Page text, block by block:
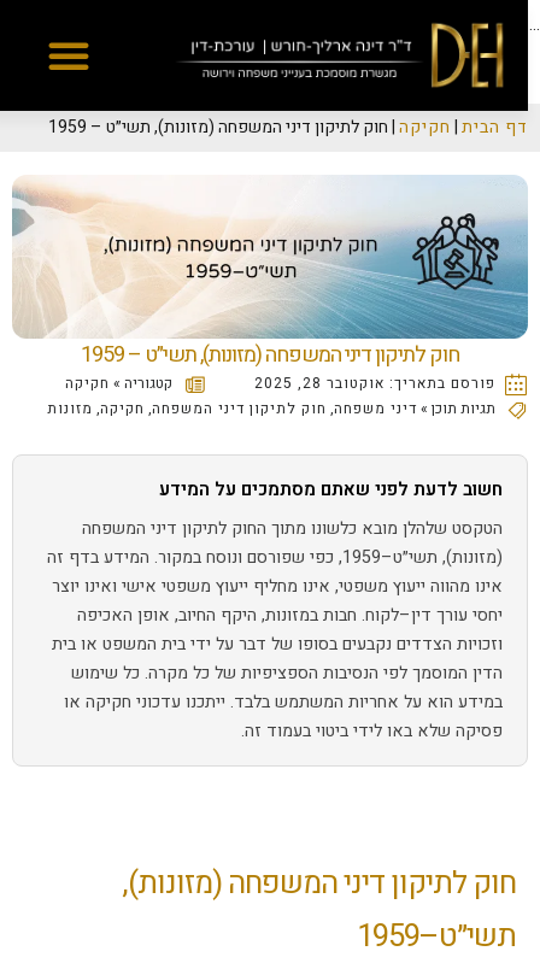
Yes
...
דף הבית|חקיקה|חוק לתיקון דיני המשפחה (מזונות), תשי״ט – 1959
חוק לתיקון דיני המשפחה (מזונות), תשי״ט – 1959
פורסם בתאריך:אוקטובר 28, 2025 קטגוריה » חקיקה
תגיות תוכן » דיני משפחה,חוק לתיקון דיני המשפחה,חקיקה,מזונות
חשוב לדעת לפני שאתם מסתמכים על המידע
הטקסט שלהלן מובא כלשונו מתוך החוק לתיקון דיני המשפחה
(מזונות), תשי״ט–1959, כפי שפורסם ונוסח במקור. המידע בדף זה
אינו מהווה ייעוץ משפטי, אינו מחליף ייעוץ משפטי אישי ואינו יוצר
יחסי עורך דין–לקוח. חבות במזונות, היקף החיוב, אופן האכיפה
וזכויות הצדדים נקבעים בסופו של דבר על ידי בית המשפט או בית
הדין המוסמך לפי הנסיבות הספציפיות של כל מקרה. כל שימוש
במידע הוא על אחריות המשתמש בלבד. ייתכנו עדכוני חקיקה או
פסיקה שלא באו לידי ביטוי בעמוד זה.
חוק לתיקון דיני המשפחה (מזונות),
תשי״ט–1959